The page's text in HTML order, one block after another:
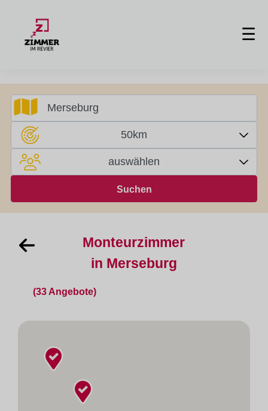
☰
50km
auswählen
Monteurzimmer
in Merseburg
(33 Angebote)